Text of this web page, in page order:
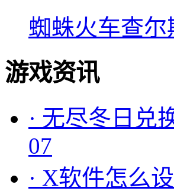
蜘蛛火车查尔
游戏资讯
· 无尽冬日兑
07
· X软件怎么